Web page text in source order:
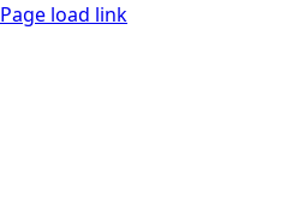
Page load link